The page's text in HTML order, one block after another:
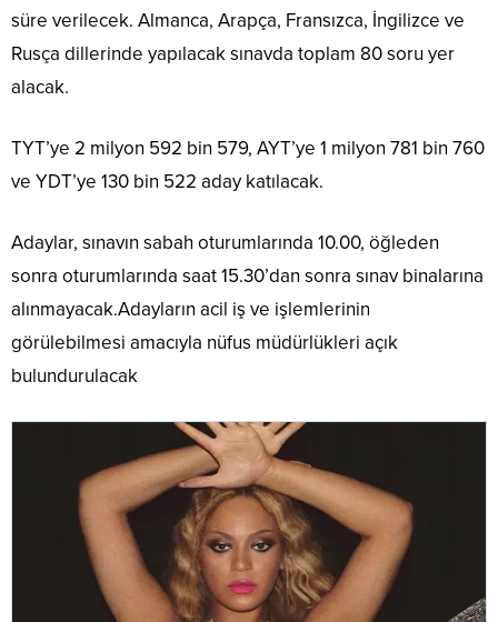
süre verilecek. Almanca, Arapça, Fransızca, İngilizce ve
Rusça dillerinde yapılacak sınavda toplam 80 soru yer
alacak.
TYT’ye 2 milyon 592 bin 579, AYT’ye 1 milyon 781 bin 760
ve YDT’ye 130 bin 522 aday katılacak.
Adaylar, sınavın sabah oturumlarında 10.00, öğleden
sonra oturumlarında saat 15.30’dan sonra sınav binalarına
alınmayacak.Adayların acil iş ve işlemlerinin
görülebilmesi amacıyla nüfus müdürlükleri açık
bulundurulacak